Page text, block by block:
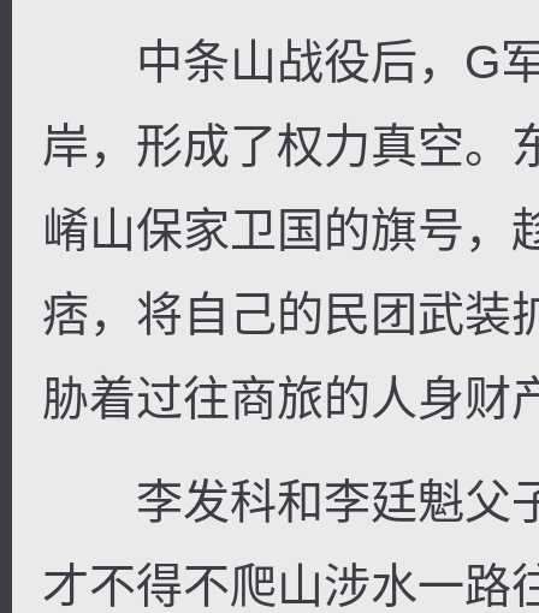
中条山战役后，G军
岸，形成了权力真空。
崤山保家卫国的旗号，
痞，将自己的民团武装
胁着过往商旅的人身财
李发科和李廷魁父
才不得不爬山涉水一路